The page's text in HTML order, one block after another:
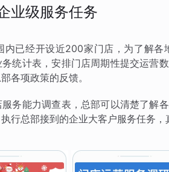
业级服务任务
内已经开设近200家门店，为了解
统计表，安排门店周期性提交运营
各项政策的反馈。
务能力调查表，总部可以清楚了解
行总部接到的企业大客户服务任务，